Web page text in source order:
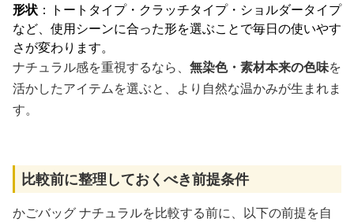
形状 ：トートタイプ・クラッチタイプ・ショルダータイプ
など、使用シーンに合った形を選ぶことで毎日の使いやす
さが変わります。
ナチュラル感を重視するなら、 無染色・素材本来の色味を
活かしたアイテムを選ぶと、より自然な温かみが生まれま
す。
比較前に整理しておくべき前提条件
かごバッグ ナチュラルを比較する前に、以下の前提を自